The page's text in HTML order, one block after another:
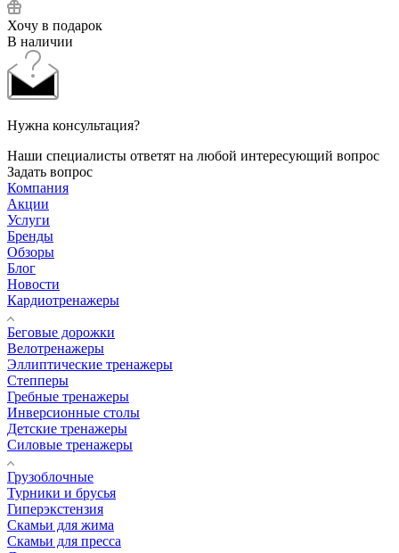
Хочу в подарок
В наличии
Нужна консультация?
Наши специалисты ответят на любой интересующий вопрос
Задать вопрос
Компания
Акции
Услуги
Бренды
Обзоры
Блог
Новости
Кардиотренажеры
Беговые дорожки
Велотренажеры
Эллиптические тренажеры
Степперы
Гребные тренажеры
Инверсионные столы
Детские тренажеры
Силовые тренажеры
Грузоблочные
Турники и брусья
Гиперэкстензия
Скамьи для жима
Скамьи для пресса